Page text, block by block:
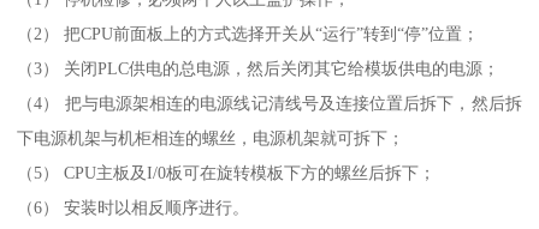
（2） 把CPU前面板上的方式选择开关从“运行”转到“停”位置；
（3） 关闭PLC供电的总电源，然后关闭其它给模坂供电的电源；
（4） 把与电源架相连的电源线记清线号及连接位置后拆下，然后拆
下电源机架与机柜相连的螺丝，电源机架就可拆下；
（5） CPU主板及I/0板可在旋转模板下方的螺丝后拆下；
（6） 安装时以相反顺序进行。